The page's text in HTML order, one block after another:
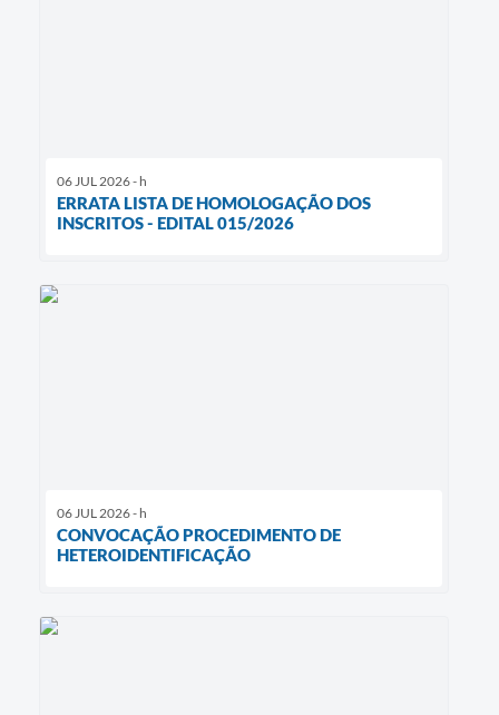
06 JUL 2026 - h
ERRATA LISTA DE HOMOLOGAÇÃO DOS
INSCRITOS - EDITAL 015/2026
06 JUL 2026 - h
CONVOCAÇÃO PROCEDIMENTO DE
HETEROIDENTIFICAÇÃO